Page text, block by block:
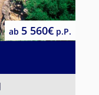
ab 5 560€ p.P.